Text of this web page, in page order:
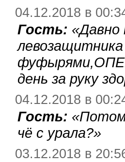
04.12.2018 в
Гость: «Давно
день за руку
04.12.2018 в
Гость: «
чё с урала?»
03.12.2018 в